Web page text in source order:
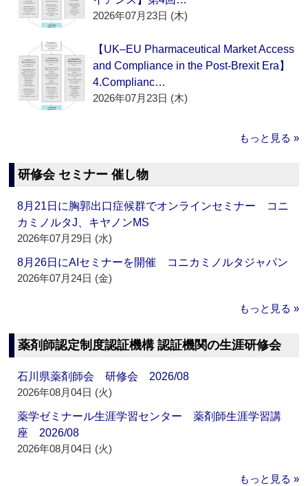
2026年07月23日 (木)
【UK–EU Pharmaceutical Market Access
and Compliance in the Post-Brexit Era】
4.Complianc…
2026年07月23日 (木)
もっと見る »
研修会 セミナー 催し物
8月21日に胸郭出口症候群でオンラインセミナー コニ
カミノルタJ、キヤノンMS
2026年07月29日 (水)
8月26日にAIセミナーを開催 コニカミノルタジャパン
2026年07月24日 (金)
もっと見る »
薬剤師認定制度認証機構 認証機関の生涯研修会
石川県薬剤師会 研修会 2026/08
2026年08月04日 (火)
薬学ゼミナール生涯学習センター 薬剤師生涯学習講
座 2026/08
2026年08月04日 (火)
もっと見る »